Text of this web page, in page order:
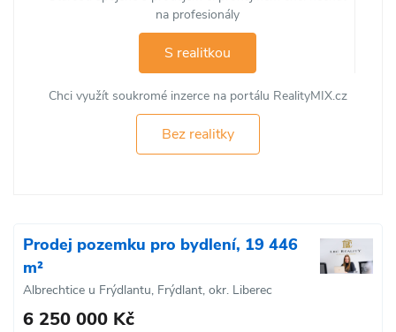
na profesionály
S realitkou
Chci využít soukromé inzerce na portálu RealityMIX.cz
Bez realitky
Prodej pozemku pro bydlení, 19 446
m²
Albrechtice u Frýdlantu, Frýdlant, okr. Liberec
6 250 000 Kč